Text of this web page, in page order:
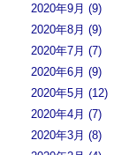
2020年9月 (9)
2020年8月 (9)
2020年7月 (7)
2020年6月 (9)
2020年5月 (12)
2020年4月 (7)
2020年3月 (8)